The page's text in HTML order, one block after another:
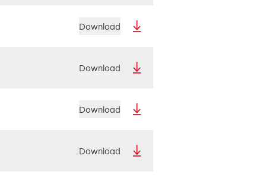
Download
Download
Download
Download